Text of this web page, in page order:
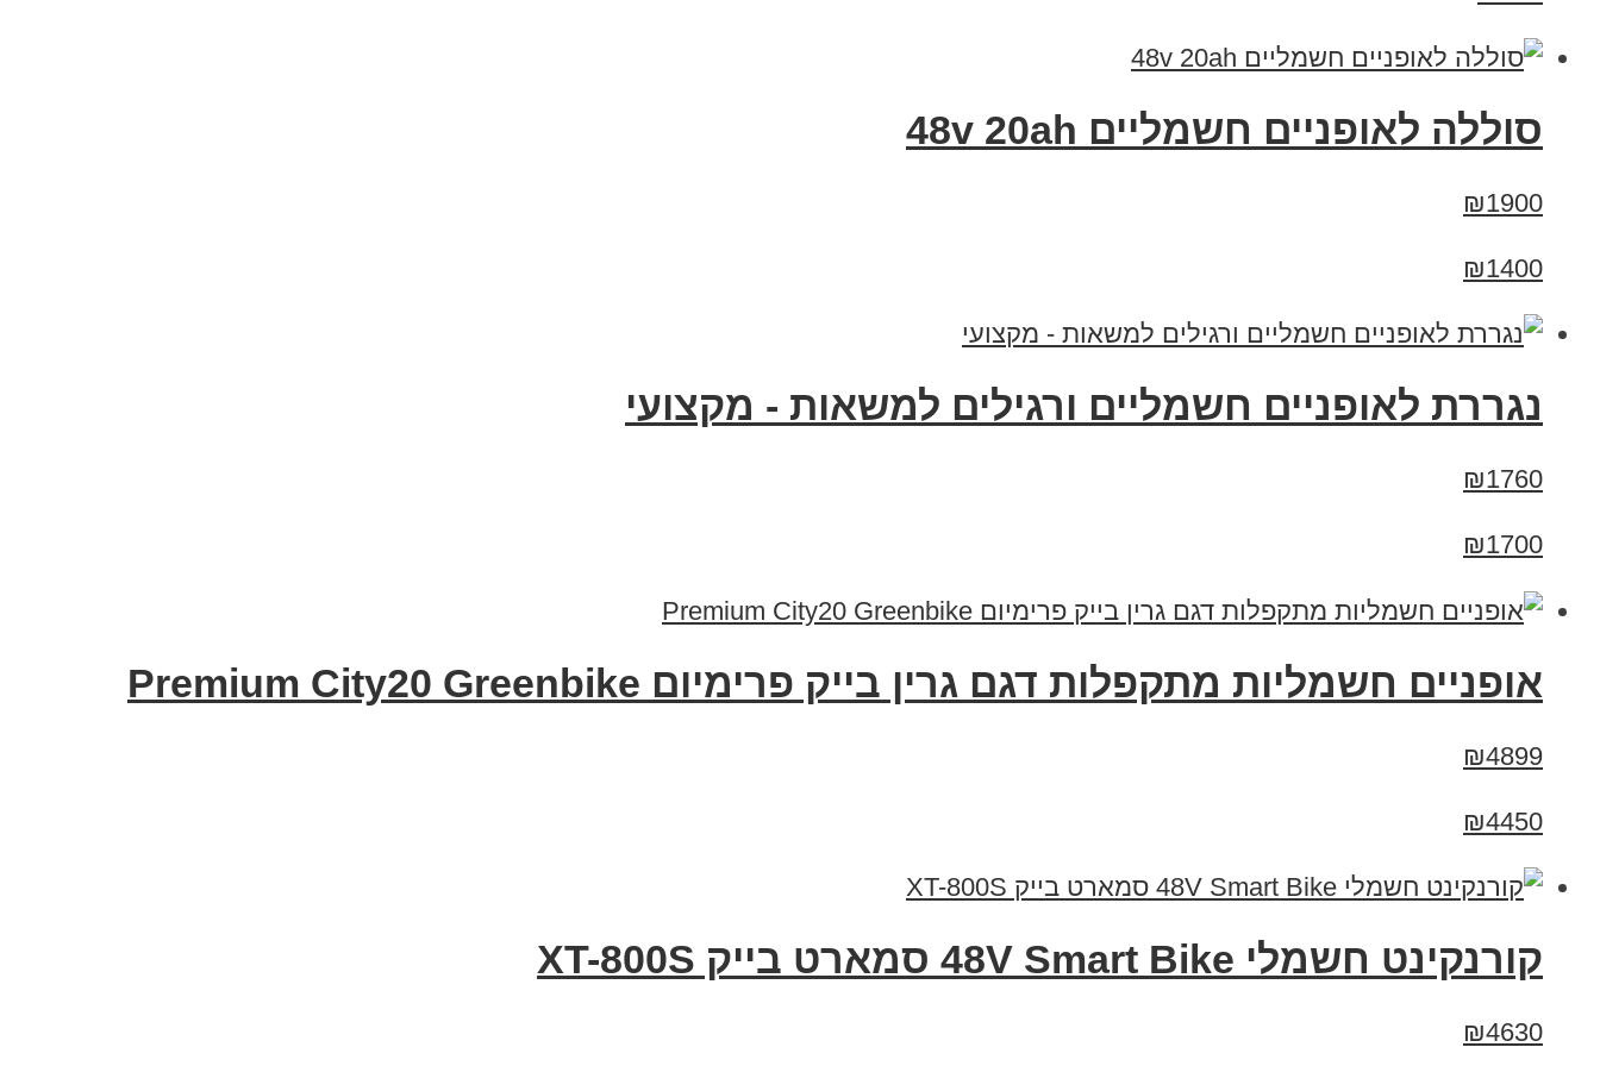
סוללה לאופניים חשמליים 48v 20ah
₪1900
₪1400
נגררת לאופניים חשמליים ורגילים למשאות - מקצועי
₪1760
₪1700
אופניים חשמליות מתקפלות דגם גרין בייק פרימיום Premium City20 Greenbike
₪4899
₪4450
קורנקינט חשמלי 48V Smart Bike סמארט בייק XT-800S
₪4630